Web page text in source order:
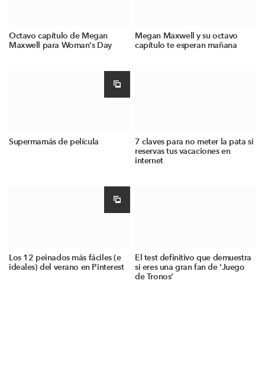
Octavo capítulo de Megan
Maxwell para Woman's Day
Megan Maxwell y su octavo
capítulo te esperan mañana
Supermamás de película
7 claves para no meter la pata si
reservas tus vacaciones en
internet
Los 12 peinados más fáciles (e
ideales) del verano en Pinterest
El test definitivo que demuestra
si eres una gran fan de 'Juego
de Tronos'